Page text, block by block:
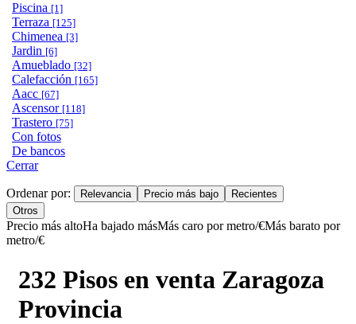
Piscina [1]
Terraza [125]
Chimenea [3]
Jardin [6]
Amueblado [32]
Calefacción [165]
Aacc [67]
Ascensor [118]
Trastero [75]
Con fotos
De bancos
Cerrar
Ordenar por: Relevancia Precio más bajo
Recientes
Otros
Precio más altoHa bajado másMás caro por metro/€Más barato por
metro/€
232 Pisos en venta Zaragoza
Provincia